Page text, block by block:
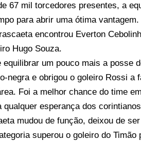
67 mil torcedores presentes, a
para abrir uma ótima vantagem.
encontrou Everton
Hugo Souza.
um pouco mais a posse
negra e obrigou o goleiro Rossi a
Foi a melhor chance do time
esperança dos
mudou de função, deixou de
superou o goleiro do Timão